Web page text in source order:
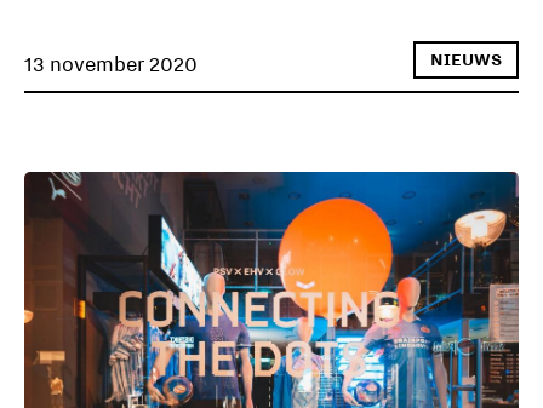
13 november 2020 NIEUWS